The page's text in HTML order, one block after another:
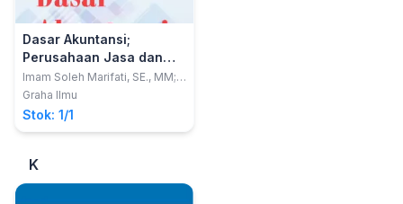
Dasar Akuntansi;
Perusahaan Jasa dan
Dagang
Imam Soleh Marifati, SE., MM;
Ubaidillah, SAg., M.M.
Graha Ilmu
Stok: 1/1
K